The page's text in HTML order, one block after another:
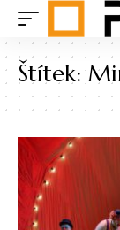
Štítek: